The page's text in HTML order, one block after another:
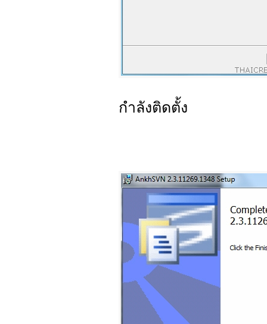
กำลังติดตั้ง